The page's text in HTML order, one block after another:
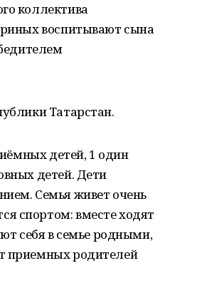
коллектива
воспитывают сына
Татарстан.
детей, 1 один
детей. Дети
Семья живет очень
спортом: вместе ходят
себя в семье родными,
приемных родителей